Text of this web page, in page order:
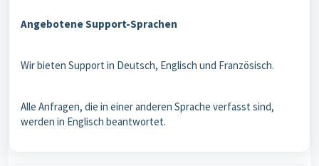
Angebotene Support-Sprachen
Wir bieten Support in Deutsch, Englisch und Französisch.
Alle Anfragen, die in einer anderen Sprache verfasst sind,
werden in Englisch beantwortet.